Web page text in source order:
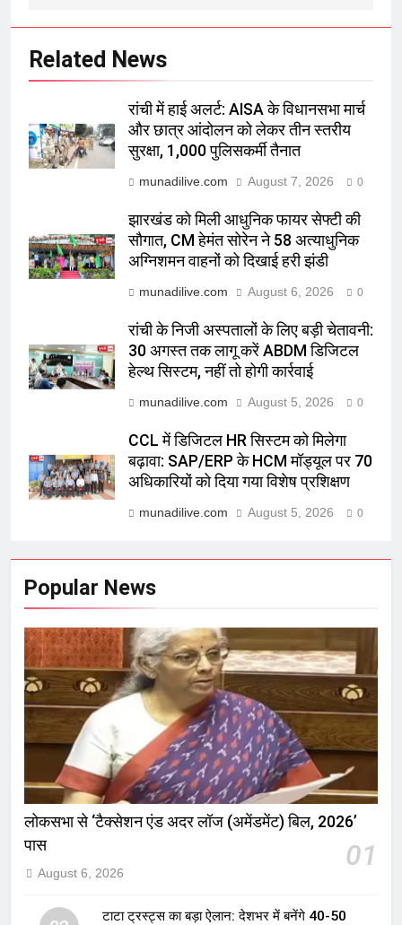
Related News
रांची में हाई अलर्ट: AISA के विधानसभा मार्च
और छात्र आंदोलन को लेकर तीन स्तरीय
सुरक्षा, 1,000 पुलिसकर्मी तैनात
munadilive.com August 7, 2026 0
झारखंड को मिली आधुनिक फायर सेफ्टी की
सौगात, CM हेमंत सोरेन ने 58 अत्याधुनिक
अग्निशमन वाहनों को दिखाई हरी झंडी
munadilive.com August 6, 2026 0
रांची के निजी अस्पतालों के लिए बड़ी चेतावनी:
30 अगस्त तक लागू करें ABDM डिजिटल
हेल्थ सिस्टम, नहीं तो होगी कार्रवाई
munadilive.com August 5, 2026 0
CCL में डिजिटल HR सिस्टम को मिलेगा
बढ़ावा: SAP/ERP के HCM मॉड्यूल पर 70
अधिकारियों को दिया गया विशेष प्रशिक्षण
munadilive.com August 5, 2026 0
Popular News
लोकसभा से ‘टैक्सेशन एंड अदर लॉज (अमेंडमेंट) बिल, 2026’
पास
01
August 6, 2026
टाटा ट्रस्ट्स का बड़ा ऐलान: देशभर में बनेंगे 40-50